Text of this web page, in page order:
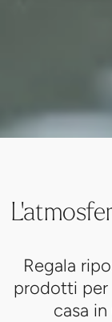
prodotti
casa